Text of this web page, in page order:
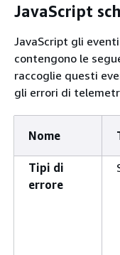
JavaScript
JavaScript gli
contengono le
raccoglie questi
gli errori di
Nome
Tipi di
errore